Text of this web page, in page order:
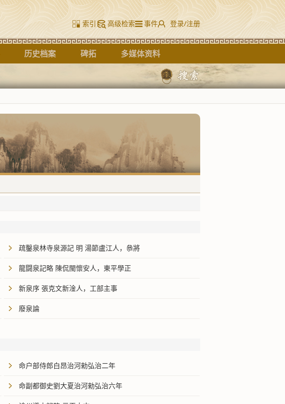
索引 高级检索 事件 登录/注册
历史档案 碑拓 多媒体资料
标题
疏鑿泉林寺泉源記 明 湯節盧江人，叅將
龍闘泉記略 陳侃閩懷安人，東平學正
新泉序 張克文新淦人，工部主事
廢泉論
命户部侍郎白昂治河勑弘治二年
命副都御史劉大夏治河勑弘治六年